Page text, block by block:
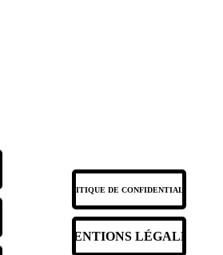
POLITIQUE DE CONFIDENTIALITÉ
MENTIONS LÉGALES